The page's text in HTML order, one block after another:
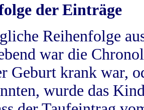
der Einträge
Reihenfolge
war die
Geburt krank war,
wurde das